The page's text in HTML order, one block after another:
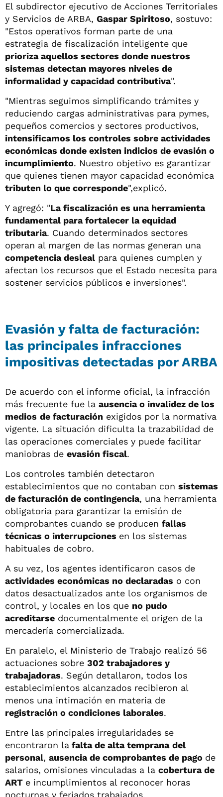
El subdirector ejecutivo de Acciones Territoriales
y Servicios de ARBA, Gaspar Spiritoso, sostuvo:
"Estos operativos forman parte de una
estrategia de fiscalización inteligente que
prioriza aquellos sectores donde nuestros
sistemas detectan mayores niveles de
informalidad y capacidad contributiva".
"Mientras seguimos simplificando trámites y
reduciendo cargas administrativas para pymes,
pequeños comercios y sectores productivos,
intensificamos los controles sobre actividades
económicas donde existen indicios de evasión o
incumplimiento. Nuestro objetivo es garantizar
que quienes tienen mayor capacidad económica
tributen lo que corresponde",explicó.
Y agregó: "La fiscalización es una herramienta
fundamental para fortalecer la equidad
tributaria. Cuando determinados sectores
operan al margen de las normas generan una
competencia desleal para quienes cumplen y
afectan los recursos que el Estado necesita para
sostener servicios públicos e inversiones".
Evasión y falta de facturación:
las principales infracciones
impositivas detectadas por ARBA
De acuerdo con el informe oficial, la infracción
más frecuente fue la ausencia o invalidez de los
medios de facturación exigidos por la normativa
vigente. La situación dificulta la trazabilidad de
las operaciones comerciales y puede facilitar
maniobras de evasión fiscal.
Los controles también detectaron
establecimientos que no contaban con sistemas
de facturación de contingencia, una herramienta
obligatoria para garantizar la emisión de
comprobantes cuando se producen fallas
técnicas o interrupciones en los sistemas
habituales de cobro.
A su vez, los agentes identificaron casos de
actividades económicas no declaradas o con
datos desactualizados ante los organismos de
control, y locales en los que no pudo
acreditarse documentalmente el origen de la
mercadería comercializada.
En paralelo, el Ministerio de Trabajo realizó 56
actuaciones sobre 302 trabajadores y
trabajadoras. Según detallaron, todos los
establecimientos alcanzados recibieron al
menos una intimación en materia de
registración o condiciones laborales.
Entre las principales irregularidades se
encontraron la falta de alta temprana del
personal, ausencia de comprobantes de pago de
salarios, omisiones vinculadas a la cobertura de
ART e incumplimientos al reconocer horas
nocturnas y feriados trabajados.